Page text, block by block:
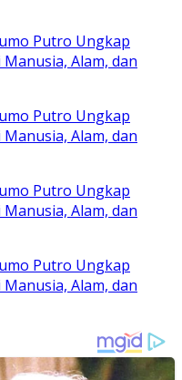
Putro Ungkap
Alam, dan
Putro Ungkap
Alam, dan
Putro Ungkap
Alam, dan
Putro Ungkap
Alam, dan